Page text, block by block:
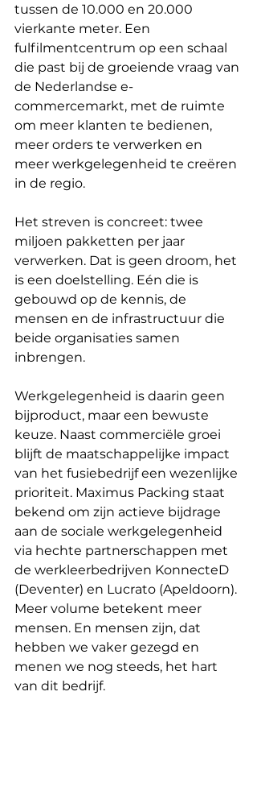
tussen de 10.000 en 20.000
vierkante meter. Een
fulfilmentcentrum op een schaal
die past bij de groeiende vraag van
de Nederlandse e-
commercemarkt, met de ruimte
om meer klanten te bedienen,
meer orders te verwerken en
meer werkgelegenheid te creëren
in de regio.
Het streven is concreet: twee
miljoen pakketten per jaar
verwerken. Dat is geen droom, het
is een doelstelling. Eén die is
gebouwd op de kennis, de
mensen en de infrastructuur die
beide organisaties samen
inbrengen.
Werkgelegenheid is daarin geen
bijproduct, maar een bewuste
keuze. Naast commerciële groei
blijft de maatschappelijke impact
van het fusiebedrijf een wezenlijke
prioriteit. Maximus Packing staat
bekend om zijn actieve bijdrage
aan de sociale werkgelegenheid
via hechte partnerschappen met
de werkleerbedrijven KonnecteD
(Deventer) en Lucrato (Apeldoorn).
Meer volume betekent meer
mensen. En mensen zijn, dat
hebben we vaker gezegd en
menen we nog steeds, het hart
van dit bedrijf.